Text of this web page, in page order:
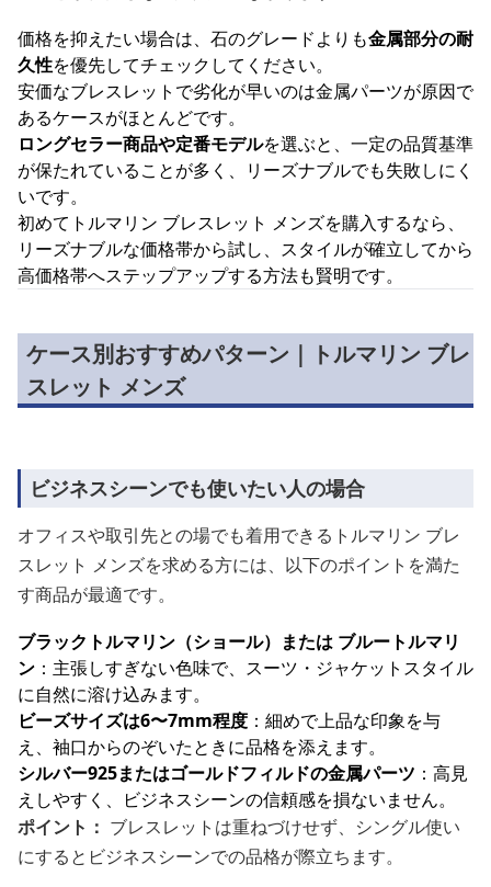
価格を抑えたい場合は、石のグレードよりも金属部分の耐
久性を優先してチェックしてください。
安価なブレスレットで劣化が早いのは金属パーツが原因で
あるケースがほとんどです。
ロングセラー商品や定番モデルを選ぶと、一定の品質基準
が保たれていることが多く、リーズナブルでも失敗しにく
いです。
初めてトルマリン ブレスレット メンズを購入するなら、
リーズナブルな価格帯から試し、スタイルが確立してから
高価格帯へステップアップする方法も賢明です。
ケース別おすすめパターン｜トルマリン ブレ
スレット メンズ
ビジネスシーンでも使いたい人の場合
オフィスや取引先との場でも着用できるトルマリン ブレ
スレット メンズを求める方には、以下のポイントを満た
す商品が最適です。
ブラックトルマリン（ショール）または ブルートルマリ
ン ：主張しすぎない色味で、スーツ・ジャケットスタイル
に自然に溶け込みます。
ビーズサイズは6〜7mm程度 ：細めで上品な印象を与
え、袖口からのぞいたときに品格を添えます。
シルバー925またはゴールドフィルドの金属パーツ ：高見
えしやすく、ビジネスシーンの信頼感を損ないません。
ポイント： ブレスレットは重ねづけせず、シングル使い
にするとビジネスシーンでの品格が際立ちます。